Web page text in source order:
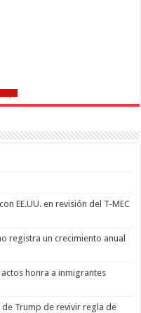
EE.UU. en revisión del T-MEC
registra un crecimiento anual
honra a inmigrantes
de Trump de revivir regla de